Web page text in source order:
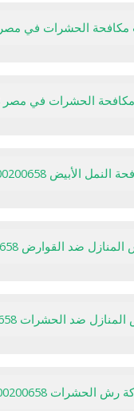
الحشرات في مصر 01000200658
الحشرات في مصر 01000200658
النمل الأبيض 01000200658
ضد القوارض 01000200658
ضد الحشرات 01000200658
الحشرات 01000200658